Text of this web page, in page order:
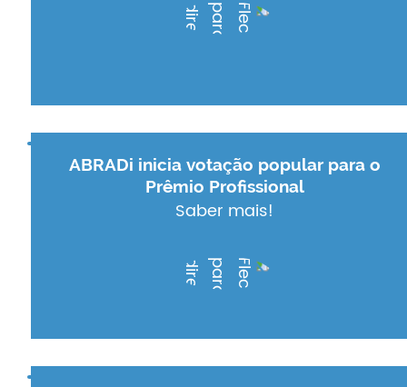
ABRADi inicia votação popular para o
Prêmio Profissional
Saber mais!